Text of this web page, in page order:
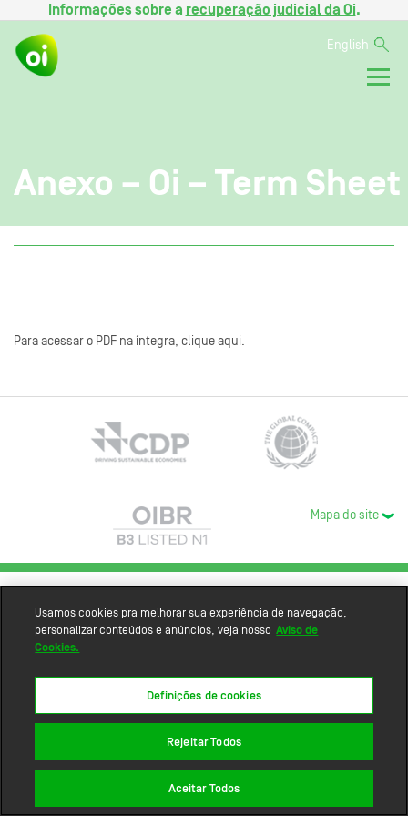
Informações sobre a recuperação judicial da Oi.
English
Anexo – Oi – Term Sheet
Para acessar o PDF na íntegra, clique aqui.
Mapa do site
Usamos cookies pra melhorar sua experiência de navegação,
personalizar conteúdos e anúncios, veja nosso Aviso de
Cookies.
Definições de cookies
Rejeitar Todos
Aceitar Todos